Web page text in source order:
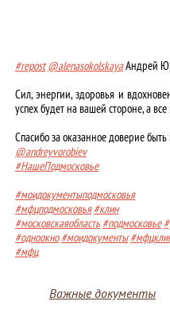
#repost @alenasokolskayaАндрей
Сил, энергии, здоровья и
успех будет на вашей стороне, а
Спасибо за оказанное доверие
@andreyvorobiev
#НашеПодмосковье
#моидокументыподмосковья
#мфцподмосковья #клин
#московскаяобласть #подмосковье
#одноокно #моидокументы
#мфц
Важные документы